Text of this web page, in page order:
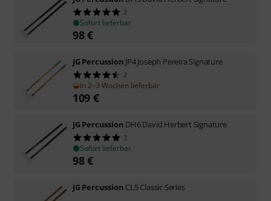
2
Sofort lieferbar
98€
JG Percussion JP4 Joseph Pereira Signature
2
In 2–3 Wochen lieferbar
109 €
JG Percussion DH6 David Herbert Signature
2
Sofort lieferbar
98€
JG Percussion CL5 Classic Series